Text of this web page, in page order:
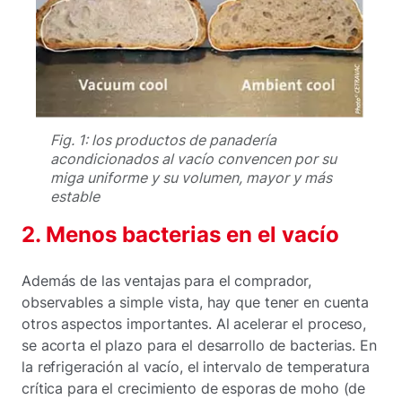
Fig. 1: los productos de panadería
acondicionados al vacío convencen por su
miga uniforme y su volumen, mayor y más
estable
2. Menos bacterias en el vacío
Además de las ventajas para el comprador,
observables a simple vista, hay que tener en cuenta
otros aspectos importantes. Al acelerar el proceso,
se acorta el plazo para el desarrollo de bacterias. En
la refrigeración al vacío, el intervalo de temperatura
crítica para el crecimiento de esporas de moho (de